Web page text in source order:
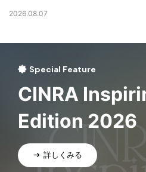
2026.08.07
Special Feature
CINRA
Edition 2026
詳しくみる